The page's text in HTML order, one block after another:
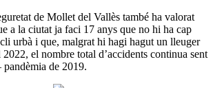
de Mollet del Vallès també ha valorat
a la ciutat ja faci 17 anys que no hi ha cap
urbà i que, malgrat hi hagi hagut un lleuger
el nombre total d’accidents continua sent
de 2019.